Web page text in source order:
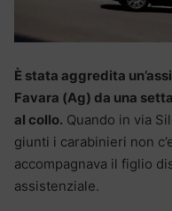
È stata aggredita
Favara (Ag) da una
al collo. Quando in via
giunti i carabinieri non
accompagnava il figlio
assistenziale.